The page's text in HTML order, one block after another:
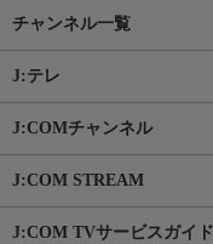
チャンネル一覧
J:テレ
J:COMチャンネル
J:COM STREAM
J:COM TVサービスガイド